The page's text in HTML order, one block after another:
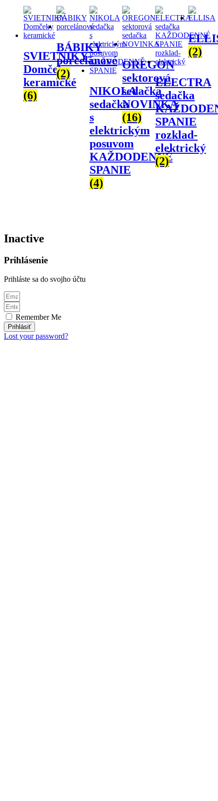
SVIETNIKY-
Domčeky
keramické
(6)
BÁBIKY
porcelánové
(2)
NIKOLA
sedačka
s
elektrickým
posuvom
KAŽDODENNĚ
SPANIE
(4)
OREGON
sektorová
sedačka
NOVINKA
(16)
ELECTRA
sedačka
SPANIE
rozklad-
elektrický
(2)
(2)
Inactive
Prihlásenie
Prihláste sa do svojho účtu
Remember Me
Prihlásiť
Lost your password?